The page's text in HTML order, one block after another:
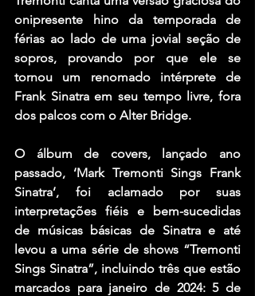
onipresente hino da temporada de
férias ao lado de uma jovial seção de
sopros, provando por que ele se
tornou um renomado intérprete de
Frank Sinatra em seu tempo livre, fora
dos palcos com o Alter Bridge.
O álbum de covers, lançado ano
passado, ‘Mark Tremonti Sings Frank
Sinatra’, foi aclamado por suas
interpretações fiéis e bem-sucedidas
de músicas básicas de Sinatra e até
levou a uma série de shows “Tremonti
Sings Sinatra”, incluindo três que estão
marcados para janeiro de 2024: 5 de